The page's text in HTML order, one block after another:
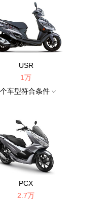
USR
1万
个车型符合条件
PCX
2.7万